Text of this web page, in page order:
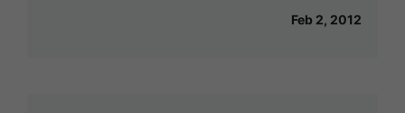
Feb 2, 2012